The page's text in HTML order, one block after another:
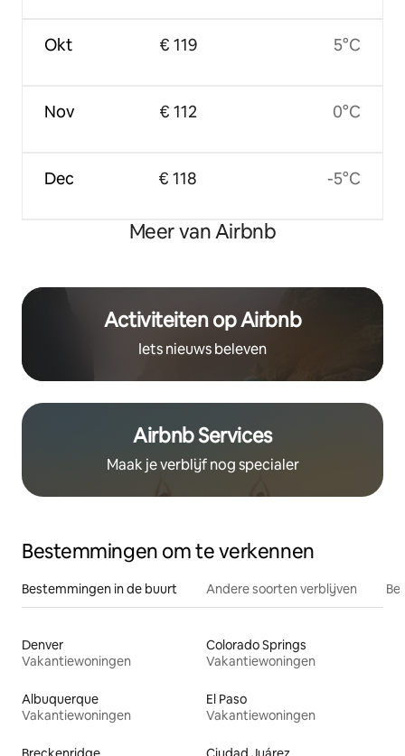
Okt
Nov
Dec
€ 119
€ 112
€ 118
5°C
0°C
-5°C
Meer van Airbnb
Activiteiten op Airbnb
Iets nieuws beleven
Airbnb Services
Maak je verblijf nog specialer
Bestemmingen om te verkennen
Bestemmingen in de buurt Andere soorten verblijven
Denver
Vakantiewoningen
Colorado Springs
Vakantiewoningen
Albuquerque
Vakantiewoningen
El Paso
Vakantiewoningen